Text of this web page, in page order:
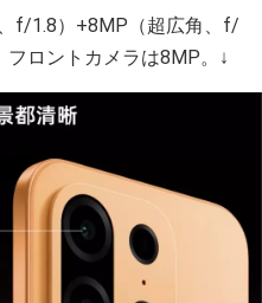
f/1.8）+8MP（超広角、f/
ロントカメラは8MP。↓